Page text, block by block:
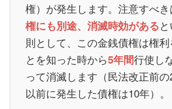
権）が発生します。注意すべ
権にも別途、消滅時効がある
則として、この金銭債権は権
とを知った時から5年間行使し
って消滅します（民法改正前の
以前に発生した債権は10年）。